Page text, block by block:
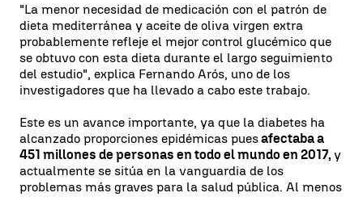
"La menor necesidad de medicación con el patrón de
dieta mediterránea y aceite de oliva virgen extra
probablemente refleje el mejor control glucémico que
se obtuvo con esta dieta durante el largo seguimiento
del estudio", explica Fernando Arós, uno de los
investigadores que ha llevado a cabo este trabajo.
Este es un avance importante, ya que la diabetes ha
alcanzado proporciones epidémicas puesafectaba a
451 millones de personas en todo el mundo en 2017, y
actualmente se sitúa en la vanguardia de los
problemas más graves para la salud pública. Al menos